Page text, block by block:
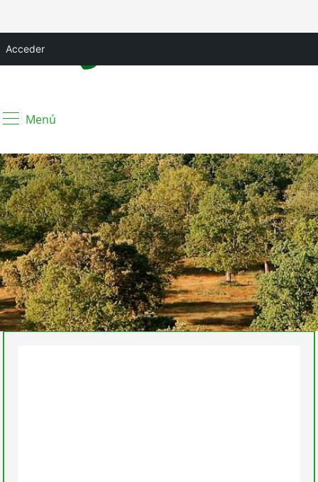
Acceder
Menú